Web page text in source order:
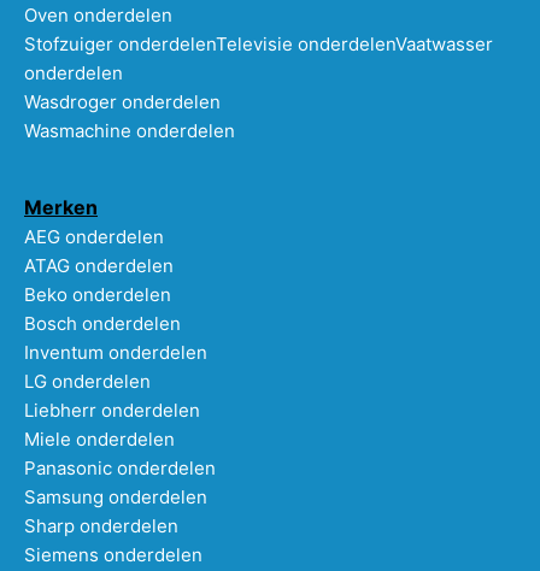
Oven onderdelen
Stofzuiger onderdelenTelevisie onderdelenVaatwasser
onderdelen
Wasdroger onderdelen
Wasmachine onderdelen
Merken
AEG onderdelen
ATAG onderdelen
Beko onderdelen
Bosch onderdelen
Inventum onderdelen
LG onderdelen
Liebherr onderdelen
Miele onderdelen
Panasonic onderdelen
Samsung onderdelen
Sharp onderdelen
Siemens onderdelen